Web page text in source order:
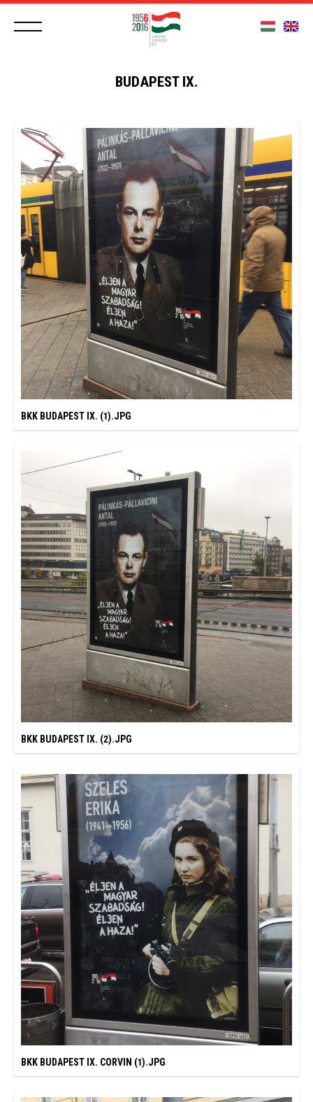
BUDAPEST IX.
BKK BUDAPEST IX. (1).JPG
BKK BUDAPEST IX. (2).JPG
BKK BUDAPEST IX. CORVIN (1).JPG